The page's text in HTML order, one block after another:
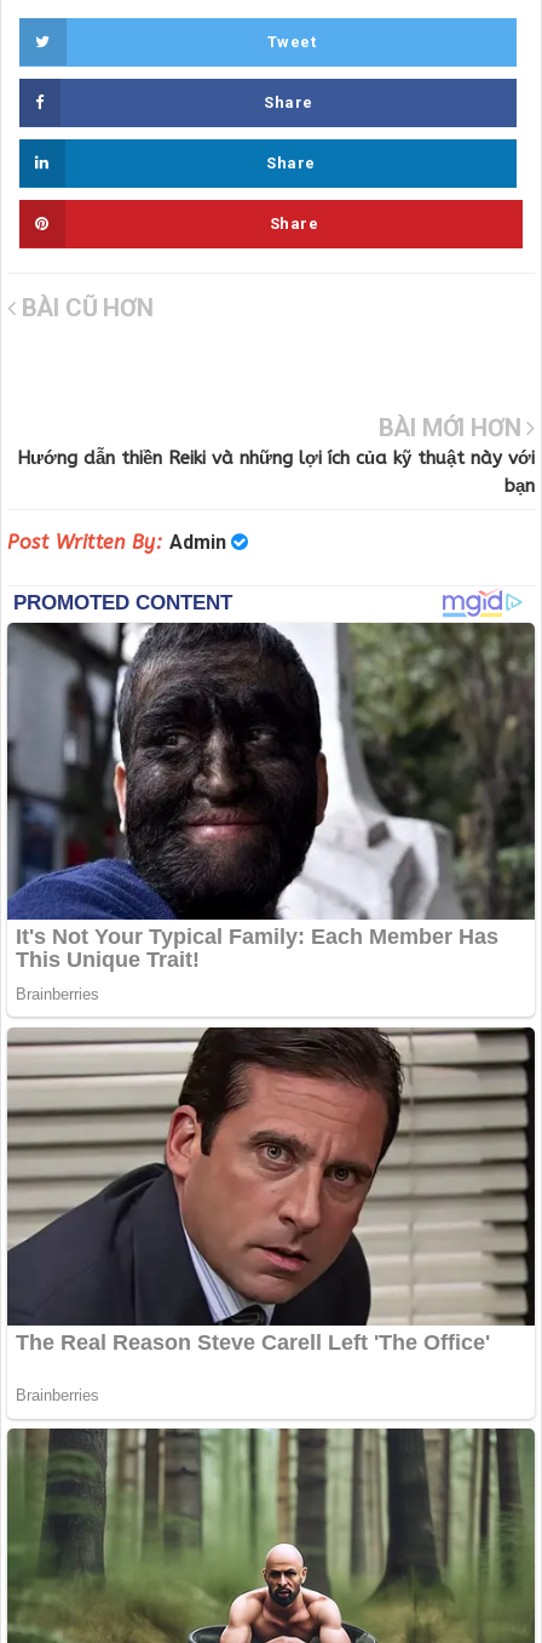
Tweet
Share
Share
Share
BÀI CŨ HƠN
BÀI MỚI HƠN
Hướng dẫn thiền Reiki và những lợi ích của kỹ thuật này với
bạn
Post Written By: Admin